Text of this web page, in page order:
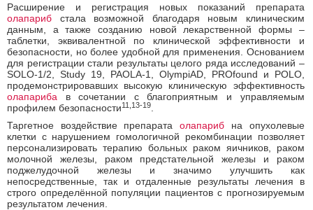
Расширение и регистрация новых показаний препарата
олапариб стала возможной благодаря новым клиническим
данным, а также созданию новой лекарственной формы –
таблетки, эквивалентной по клинической эффективности и
безопасности, но более удобной для применения. Основанием
для регистрации стали результаты целого ряда исследований –
SOLO-1/2, Study 19, PAOLA-1, OlympiAD, PROfound и POLO,
продемонстрировавших высокую клиническую эффективность
олапариба в сочетании с благоприятным и управляемым
профилем безопасности11,13-19
Таргетное воздействие препаратаолапариб на опухолевые
клетки с нарушением гомологичной рекомбинации позволяет
персонализировать терапию больных раком яичников, раком
молочной железы, раком предстательной железы и раком
поджелудочной железы и значимо улучшить как
непосредственные, так и отдаленные результаты лечения в
строго определённой популяции пациентов с прогнозируемым
результатом лечения.